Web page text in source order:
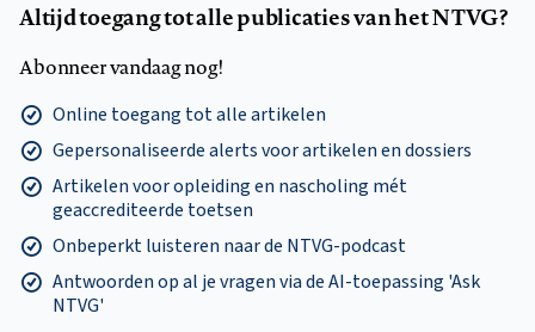
Altijd toegang tot alle publicaties van het NTVG?
Abonneer vandaag nog!
Online toegang tot alle artikelen
Gepersonaliseerde alerts voor artikelen en dossiers
Artikelen voor opleiding en nascholing mét
geaccrediteerde toetsen
Onbeperkt luisteren naar de NTVG-podcast
Antwoorden op al je vragen via de AI-toepassing 'Ask
NTVG'